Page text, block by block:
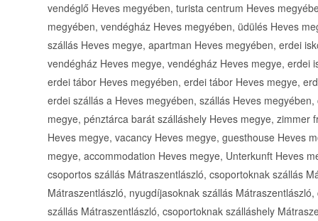
vendéglő Heves megyében, turista centrum Heves
megyében, vendégház Heves megyében, üdülés Heves
szállás Heves megye, apartman Heves megyében, erdei
vendégház Heves megye, vendégház Heves megye,
erdei tábor Heves megyében, erdei tábor Heves megye,
erdei szállás a Heves megyében, szállás Heves
megye, pénztárca barát szálláshely Heves megye,
Heves megye, vacancy Heves megye, guesthouse Heves
megye, accommodation Heves megye, Unterkunft Heves
csoportos szállás Mátraszentlászló, csoportoknak szállás
Mátraszentlászló, nyugdíjasoknak szállás
szállás Mátraszentlászló, csoportoknak szálláshely